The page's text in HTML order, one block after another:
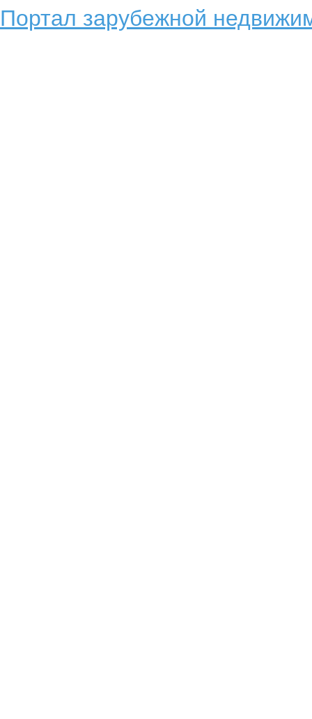
Портал зарубежной